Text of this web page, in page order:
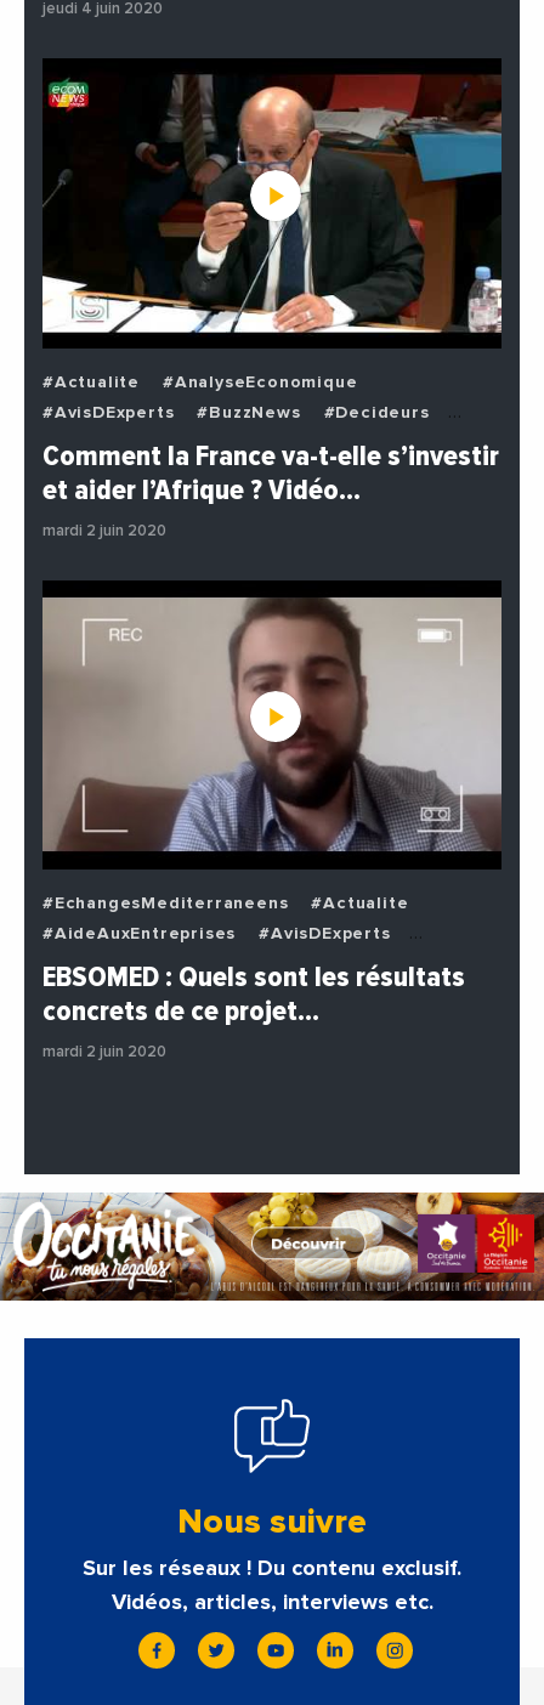
jeudi 4 juin 2020
#Actualite
#AnalyseEconomique
#AvisDExperts
#BuzzNews
#Decideurs
#EchangesMediterraneens
#Economie
#Politique
Comment la France va-t-elle s’investir
et aider l’Afrique ? Vidéo…
mardi 2 juin 2020
#EchangesMediterraneens
#Actualite
#AideAuxEntreprises
#AvisDExperts
#BuzzNews
#Decideurs
#Entreprises
#Institutions
EBSOMED : Quels sont les résultats
concrets de ce projet…
mardi 2 juin 2020
Nous suivre
Sur les réseaux ! Du contenu exclusif.
Vidéos, articles, interviews etc.